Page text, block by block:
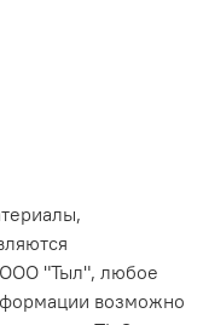
ООО "Тыл", любое
возможно